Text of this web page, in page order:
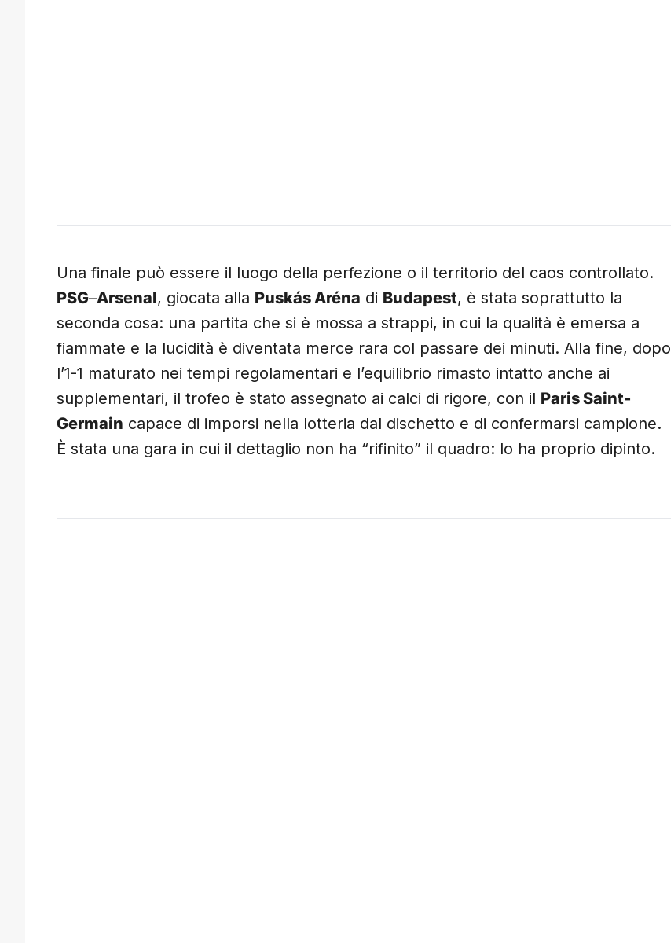
Una finale può essere il luogo della perfezione o il territorio del caos controllato.
PSG–Arsenal, giocata alla Puskás Aréna di Budapest, è stata soprattutto la
seconda cosa: una partita che si è mossa a strappi, in cui la qualità è emersa a
fiammate e la lucidità è diventata merce rara col passare dei minuti. Alla fine, dopo
l’1-1 maturato nei tempi regolamentari e l’equilibrio rimasto intatto anche ai
supplementari, il trofeo è stato assegnato ai calci di rigore, con il Paris Saint-
Germain capace di imporsi nella lotteria dal dischetto e di confermarsi campione.
È stata una gara in cui il dettaglio non ha “rifinito” il quadro: lo ha proprio dipinto.